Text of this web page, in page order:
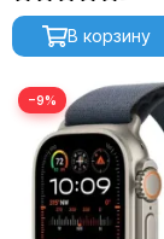
В корзину
−9%